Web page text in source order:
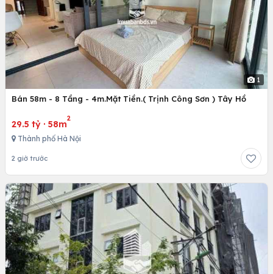
1
Bán 58m - 8 Tầng - 4m.Mặt Tiền.( Trịnh Công Sơn ) Tây Hồ
29.5 tỷ · 58m
2
Thành phố Hà Nội
2 giờ trước